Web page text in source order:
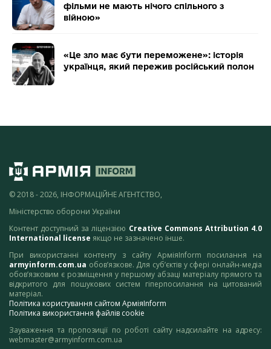
фільми не мають нічого спільного з
війною»
«Це зло має бути переможене»: історія
українця, який пережив російський полон
© 2018 - 2026, ІНФОРМАЦІЙНЕ АГЕНТСТВО,
Міністерство оборони України
Контент доступний за ліцензією Creative Commons Attribution 4.0
International license якщо не зазначено інше.
При використанні контенту з сайту АрміяInform посилання на
armyinform.com.ua обов’язкове. Для суб’єктів у сфері онлайн-медіа
обов’язковим є розміщення у першому абзаці матеріалу прямого та
відкритого для пошукових систем гіперпосилання на цитований
матеріал.
Політика користування сайтом АрміяInform
Політика використання файлів cookie
Зауваження та пропозиції по роботі сайту надсилайте на адресу:
webmaster@armyinform.com.ua